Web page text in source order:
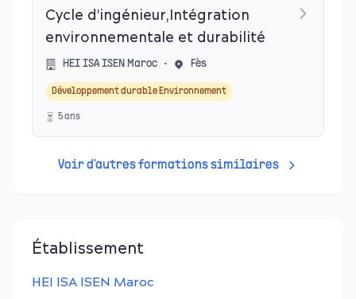
Cycle d'ingénieur,Intégration
environnementale et durabilité
HEI ISA ISEN Maroc • Fès
Développement durable Environnement
5ans
Voir d'autres formations similaires
Établissement
HEI ISA ISEN Maroc